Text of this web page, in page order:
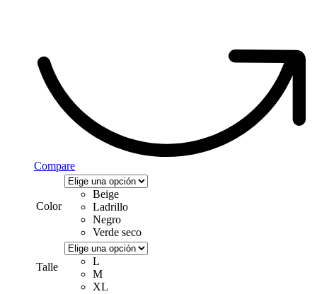
Compare
Color
Beige
Ladrillo
Negro
Verde seco
Talle
L
M
XL